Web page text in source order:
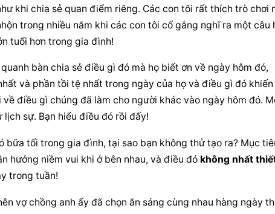
khi chia sẻ quan điểm riêng. Các con tôi rất thích trò chơi
trong nhiều năm khi các con tôi cố gắng nghĩ ra một câu
tuổi hơn trong gia đình!
bàn chia sẻ điều gì đó mà họ biết ơn về ngày hôm đó,
và phần tồi tệ nhất trong ngày của họ và điều gì đó khiến
điều gì chúng đã làm cho người khác vào ngày hôm đó.
lịch sự. Bạn hiểu điều đó rồi đấy!
bữa tối trong gia đình, tại sao bạn không thử tạo ra? Mục
hưởng niềm vui khi ở bên nhau, và điều đó không nhất
trong tuần!
vợ chồng anh ấy đã chọn ăn sáng cùng nhau hàng ngày